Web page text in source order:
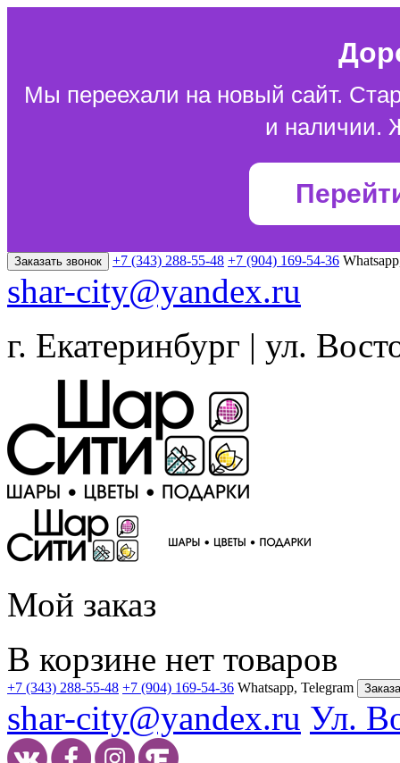
Мы переехали на новый сайт.
и наличии.
Заказать звонок +7 (343) 288-55-48 +7 (904) 169-54-36
shar-city@yandex.ru
г. Екатеринбург | ул.
Мой заказ
В корзине нет товаров
+7 (343) 288-55-48 +7 (904) 169-54-36 Whatsapp, Telegram
shar-city@yandex.ru Ул.